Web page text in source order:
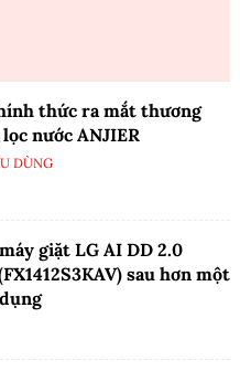
thức ra mắt thương
nước ANJIER
DÙNG
giặt LG AI DD 2.0
sau hơn một